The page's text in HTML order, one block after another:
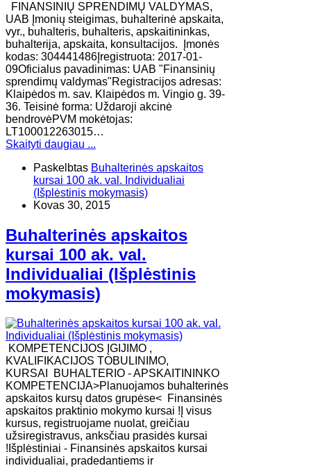
FINANSINIŲ SPRENDIMŲ VALDYMAS,
UAB ​Įmonių steigimas, buhalterinė apskaita,
vyr., buhalteris, buhalteris, apskaitininkas,
buhalterija, apskaita, konsultacijos. Įmonės
kodas: 304441486Įregistruota: 2017-01-
09Oficialus pavadinimas: UAB "Finansinių
sprendimų valdymas"Registracijos adresas:
Klaipėdos m. sav. Klaipėdos m. Vingio g. 39-
36. ​Teisinė forma: Uždaroji akcinė
bendrovėPVM mokėtojas:
LT100012263015…
Skaityti daugiau ...
Paskelbtas Buhalterinės apskaitos
kursai 100 ak. val. Individualiai
(Išplėstinis mokymasis)
Kovas 30, 2015
Buhalterinės apskaitos
kursai 100 ak. val.
Individualiai (Išplėstinis
mokymasis)
KOMPETENCIJOS ĮGIJIMO ,
KVALIFIKACIJOS TOBULINIMO,
KURSAI BUHALTERIO - APSKAITININKO
KOMPETENCIJA>Planuojamos buhalterinės
apskaitos kursų datos grupėse< Finansinės
apskaitos praktinio mokymo kursai !Į visus
kursus, registruojame nuolat, greičiau
užsiregistravus, anksčiau prasidės kursai
!Išplėstiniai - Finansinės apskaitos kursai
individualiai, pradedantiems ir